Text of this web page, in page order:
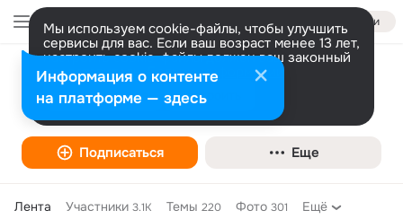
Войти
Мы используем cookie-файлы, чтобы улучшить
сервисы для вас. Если ваш возраст менее 13 лет,
настроить cookie-файлы должен ваш законный
представитель. Больше информации
Разрешить все Настроить
Всероссийская федерация волейбола
Спортивная организация
Подписаться Еще
Лента Участники 3.1K Темы 220 Фото 301 Ещё
Информация о контенте
на платформе — здесь